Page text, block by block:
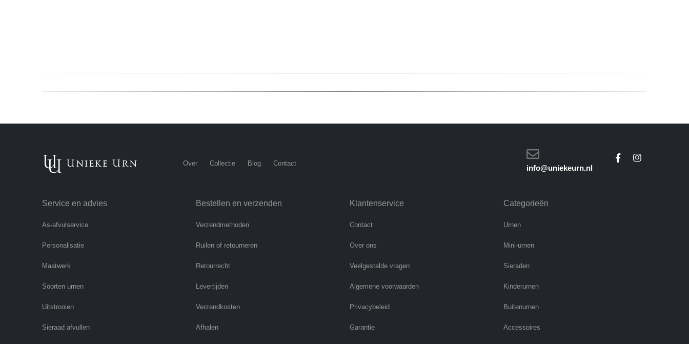
Over Collectie Blog Contact
info@uniekeurn.nl
Service en advies
As-afvulservice
Personalisatie
Maatwerk
Soorten urnen
Uitstrooien
Sieraad afvullen
Bestellen en verzenden
Verzendmethoden
Ruilen of retourneren
Retourrecht
Levertijden
Verzendkosten
Afhalen
Klantenservice
Contact
Over ons
Veelgestelde vragen
Algemene voorwaarden
Privacybeleid
Garantie
Categorieën
Urnen
Mini-urnen
Sieraden
Kinderurnen
Buitenurnen
Accessoires